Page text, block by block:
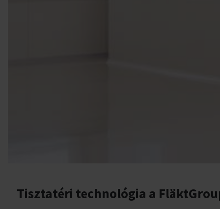
Tisztatéri technológia a